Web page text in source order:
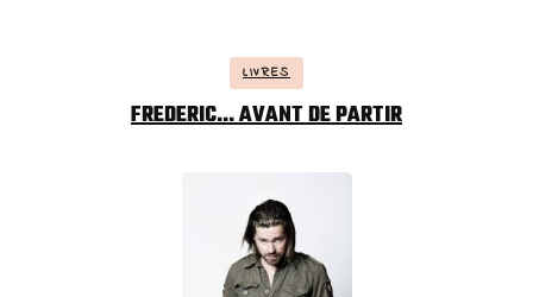
LIVRES
FREDERIC… AVANT DE PARTIR